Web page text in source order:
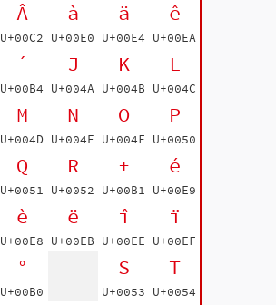
Â
U+00C2
à
U+00E0
ä
U+00E4
ê
U+00EA
´
U+00B4
J
U+004A
K
U+004B
L
U+004C
M
U+004D
N
U+004E
O
U+004F
P
U+0050
Q
U+0051
R
U+0052
±
U+00B1
é
U+00E9
è
U+00E8
ë
U+00EB
î
U+00EE
ï
U+00EF
°
U+00B0
S
U+0053
T
U+0054